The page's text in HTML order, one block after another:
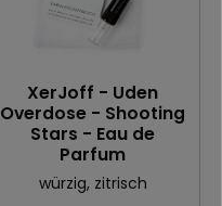
XerJoff - Uden
Overdose - Shooting
Stars - Eau de
Parfum
würzig, zitrisch